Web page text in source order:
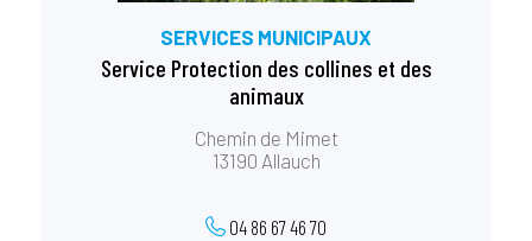
SERVICES MUNICIPAUX
Service Protection des collines et des
animaux
Chemin de Mimet
13190 Allauch
04 86 67 46 70